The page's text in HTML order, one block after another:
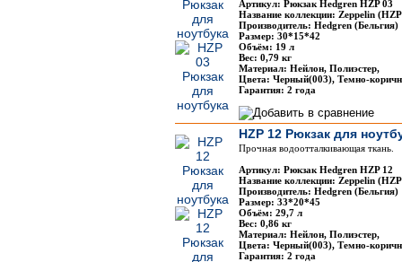
Артикул: Рюкзак Hedgren HZP 03
Название коллекции: Zeppelin
Производитель: Hedgren (Бельгия)
Размер: 30*15*42
Объём: 19 л
Вес: 0,79 кг
Материал: Нейлон, Полиэстер,
Цвета: Черный(003), Темно-
Гарантия: 2 года
HZP 12 Рюкзак для
Прочная водоотталкивающая ткань.
Артикул: Рюкзак Hedgren HZP 12
Название коллекции: Zeppelin
Производитель: Hedgren (Бельгия)
Размер: 33*20*45
Объём: 29,7 л
Вес: 0,86 кг
Материал: Нейлон, Полиэстер,
Цвета: Черный(003), Темно-
Гарантия: 2 года